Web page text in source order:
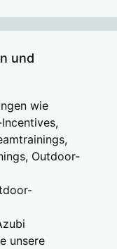
und
wie
Outdoor-
unsere